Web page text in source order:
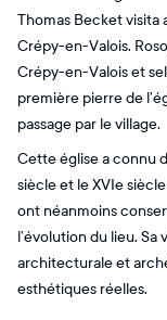
Thomas Becket visita
Crépy-en-Valois.
Crépy-en-Valois et
première pierre de
passage par le village.
Cette église a connu
siècle et le XVIe
ont néanmoins
l’évolution du lieu.
architecturale et
esthétiques réelles.